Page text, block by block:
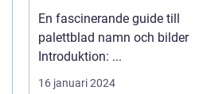
En fascinerande guide till
palettblad namn och bilder
Introduktion: ...
16 januari 2024